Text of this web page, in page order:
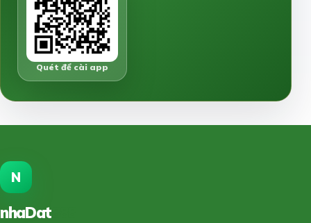
Quét để cài app
N
nhaDat